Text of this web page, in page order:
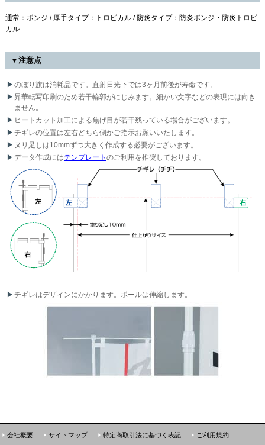
通常：ポンジ / 厚手タイプ：トロピカル / 防炎タイプ：防炎ポンジ・防炎トロピ
カル
▼注意点
のぼり旗は消耗品です。直射日光下では3ヶ月前後が寿命です。
昇華転写印刷のため若干輪郭がにじみます。細かい文字などの表現には向き
ません。
ヒートカット加工による焦げ目が若干残っている場合がございます。
チギレの位置は左右どちら側かご指示お願いいたします。
ヌリ足しは10mmずつ大きく作成する必要がございます。
データ作成にはテンプレート のご利用を推奨しております。
チギレはデザインにかかります。ポールは伸縮します。
会社概要 サイトマップ 特定商取引法に基づく表記 ご利用規約